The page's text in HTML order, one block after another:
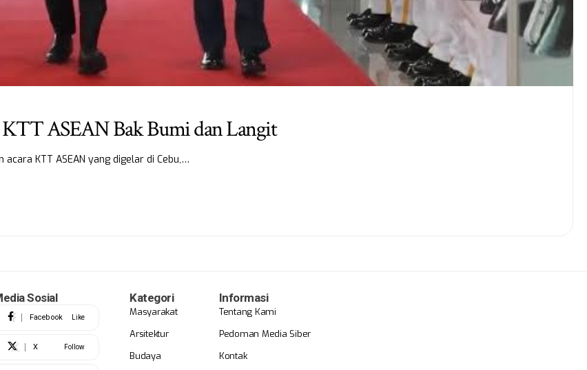
ASEAN Bak Bumi dan Langit
KTT ASEAN yang digelar di Cebu,…
Sosial
Facebook Like
X Follow
Kategori
Masyarakat
Arsitektur
Budaya
Informasi
Tentang Kami
Pedoman Media Siber
Kontak